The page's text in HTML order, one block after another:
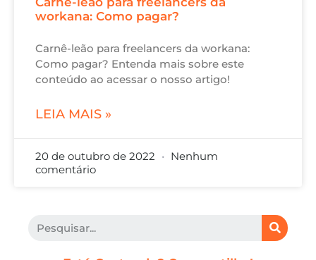
workana: Como pagar?
Carnê-leão para freelancers da workana:
Como pagar? Entenda mais sobre este
conteúdo ao acessar o nosso artigo!
LEIA MAIS »
20 de outubro de 2022
Nenhum
comentário